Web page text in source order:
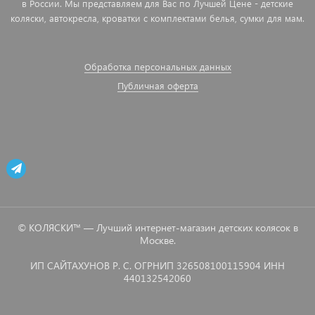
в России. Мы представляем для Вас по Лучшей Цене - детские
коляски, автокресла, кроватки с комплектами белья, сумки для мам.
Обработка персональных данных
Публичная оферта
© КОЛЯСКИ™ — Лучший интернет-магазин детских колясок в
Москве.
ИП САЙТАХУНОВ Р. С. ОГРНИП 326508100115904 ИНН
440132542060